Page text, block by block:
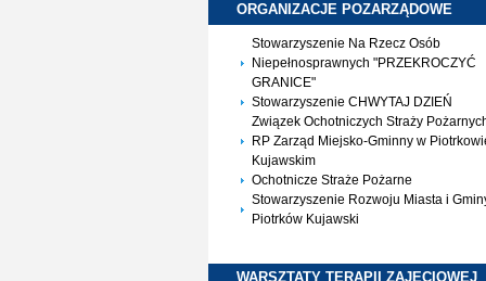
ORGANIZACJE POZARZĄDOWE
Stowarzyszenie Na Rzecz Osób
Niepełnosprawnych "PRZEKROCZYĆ
GRANICE"
Stowarzyszenie CHWYTAJ DZIEŃ
Związek Ochotniczych Straży
RP Zarząd Miejsko-Gminny w
Kujawskim
Ochotnicze Straże Pożarne
Stowarzyszenie Rozwoju Miasta i
Piotrków Kujawski
WARSZTATY TERAPII ZAJĘCIOWEJ